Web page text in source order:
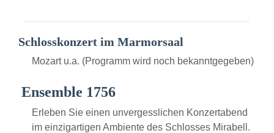
Schlosskonzert im Marmorsaal
Mozart u.a. (Programm wird noch bekanntgegeben)
Ensemble 1756
Erleben Sie einen unvergesslichen Konzertabend
im einzigartigen Ambiente des Schlosses Mirabell.